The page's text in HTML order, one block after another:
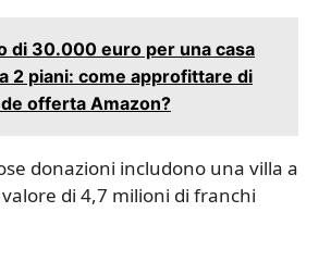
di 30.000 euro per una casa
2 piani: come approfittare di
offerta Amazon?
donazioni includono una villa a
di 4,7 milioni di franchi